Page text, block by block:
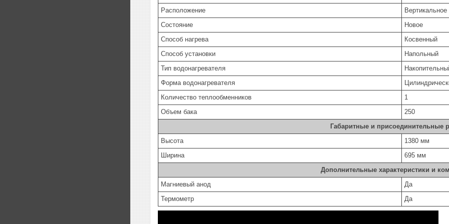
Расположение
Вертикальное
Состояние
Новое
Способ нагрева
Косвенный
Способ установки
Напольный
Тип водонагревателя
Форма водонагревателя
Количество теплообменников
1
Объем бака
250
Габаритные и присоединительные
Высота
1380 мм
Ширина
695 мм
Дополнительные характеристики и
Магниевый анод
Да
Термометр
Да